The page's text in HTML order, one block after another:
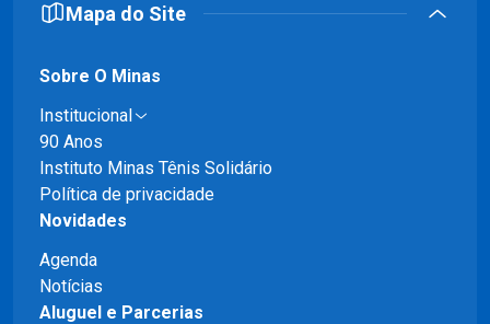
Mapa do Site
Sobre O Minas
Institucional
90 Anos
Instituto Minas Tênis Solidário
Política de privacidade
Novidades
Agenda
Notícias
Aluguel e Parcerias